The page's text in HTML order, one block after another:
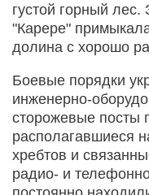
густой горный лес.
"Карере"
долина с хорошо
Боевые порядки
инженерно-
сторожевые посты
располагавшиеся
хребтов и
радио- и